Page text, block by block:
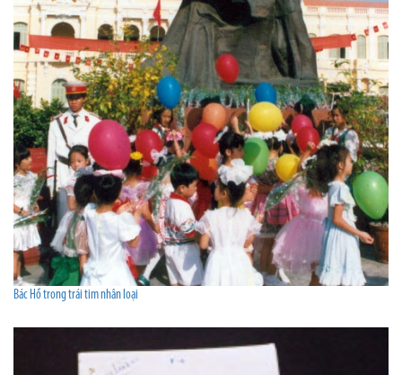
Bác Hồ trong trái tim nhân loại